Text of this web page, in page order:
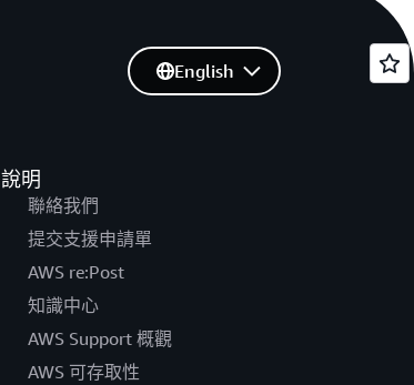
說明
聯絡我們
提交支援申請單
AWS re:Post
知識中心
AWS Support 概觀
AWS 可存取性
English